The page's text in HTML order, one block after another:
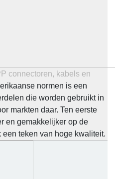
connectoren, kabels en
normen is een
die worden gebruikt in
markten daar. Ten eerste
en gemakkelijker op de
een teken van hoge kwaliteit.